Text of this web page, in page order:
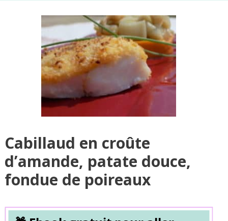
Cabillaud en croûte
d’amande, patate douce,
fondue de poireaux